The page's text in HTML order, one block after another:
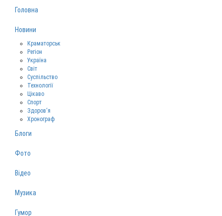
Головна
Новини
Краматорськ
Регіон
Україна
Світ
Суспільство
Технології
Цікаво
Спорт
Здоров‘я
Хронограф
Блоги
Фото
Відео
Музика
Гумор